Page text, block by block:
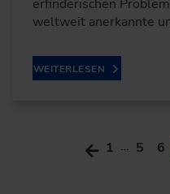
erfinderischen
weltweit anerkannte
WEITERLESEN
1 … 5 6